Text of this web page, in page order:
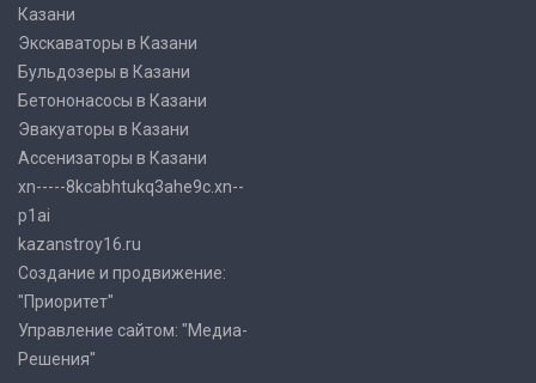
Казани
Экскаваторы в Казани
Бульдозеры в Казани
Бетононасосы в Казани
Эвакуаторы в Казани
Ассенизаторы в Казани
xn-----8kcabhtukq3ahe9c.xn--
p1ai
kazanstroy16.ru
Создание и продвижение:
"Приоритет"
Управление сайтом: "Медиа-
Решения"